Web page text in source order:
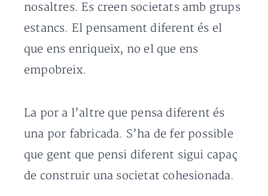
nosaltres. Es creen societats amb grups
estancs. El pensament diferent és el
que ens enriqueix, no el que ens
empobreix.
La por a l’altre que pensa diferent és
una por fabricada. S’ha de fer possible
que gent que pensi diferent sigui capaç
de construir una societat cohesionada.